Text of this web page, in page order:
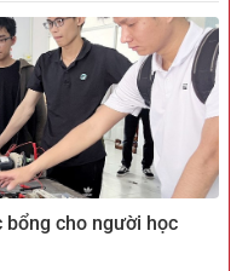
bổng cho người học